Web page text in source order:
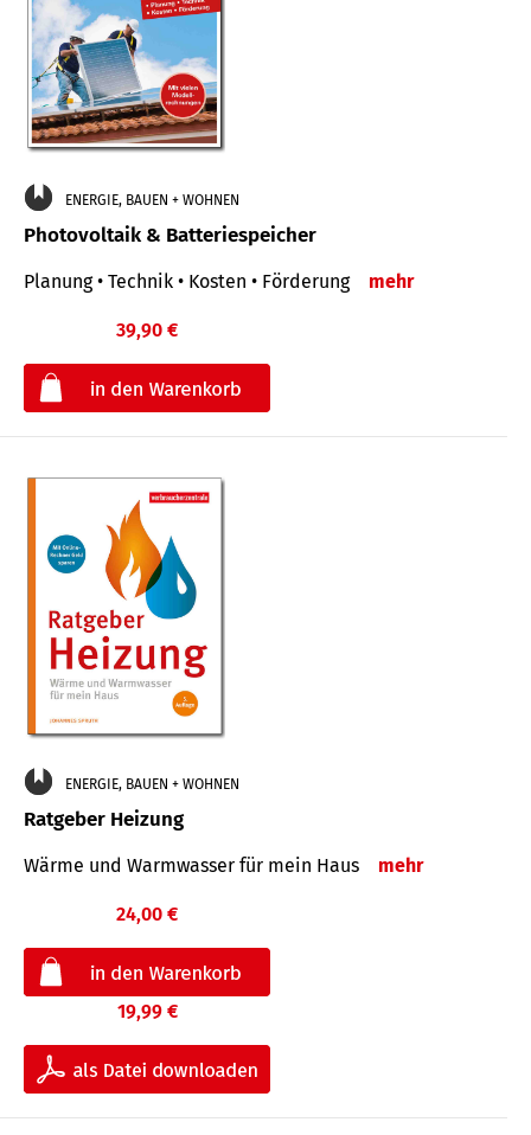
ENERGIE, BAUEN + WOHNEN
Photovoltaik & Batteriespeicher
Planung • Technik • Kosten • Förderung mehr
39,90 €
ENERGIE, BAUEN + WOHNEN
Ratgeber Heizung
Wärme und Warmwasser für mein Haus mehr
24,00 €
19,99 €